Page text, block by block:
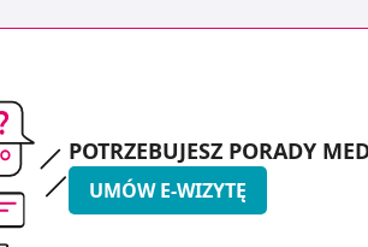
POTRZEBUJESZ PORADY
UMÓW E-WIZYTĘ